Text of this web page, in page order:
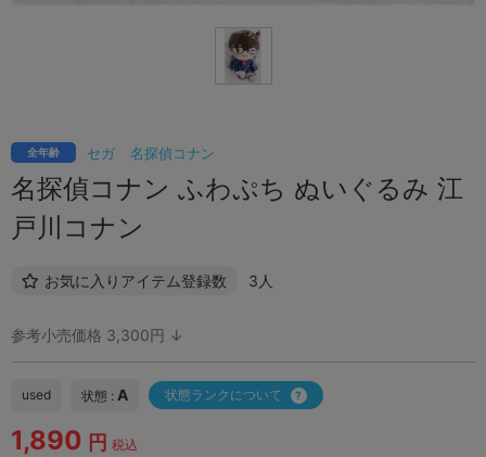
セガ 名探偵コナン
全年齢
名探偵コナン ふわぷち ぬいぐるみ 江
戸川コナン
お気に入りアイテム登録数 3人
参考小売価格 3,300円 ↓
used 状態 : A 状態ランクについて
1,890 円 税込